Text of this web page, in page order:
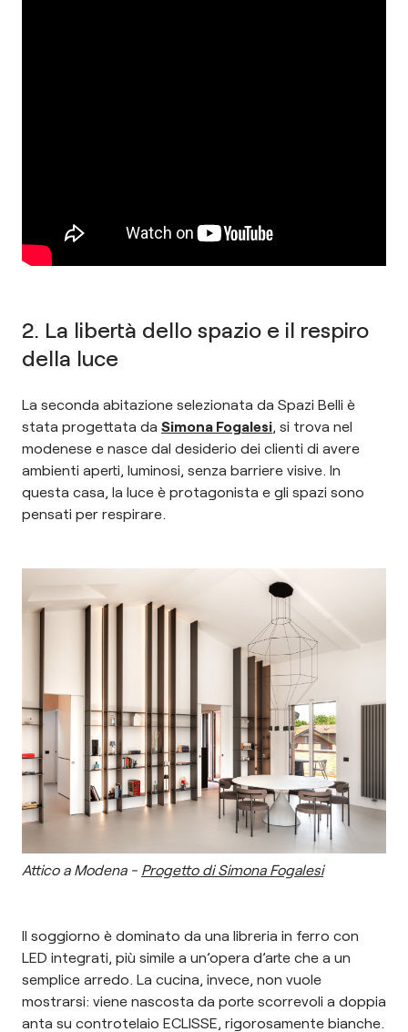
2. La libertà dello spazio e il respiro
della luce
La seconda abitazione selezionata da Spazi Belli è
stata progettata da Simona Fogalesi, si trova nel
modenese e nasce dal desiderio dei clienti di avere
ambienti aperti, luminosi, senza barriere visive. In
questa casa, la luce è protagonista e gli spazi sono
pensati per respirare.
Attico a Modena - Progetto di Simona Fogalesi
Il soggiorno è dominato da una libreria in ferro con
LED integrati, più simile a un’opera d’arte che a un
semplice arredo. La cucina, invece, non vuole
mostrarsi: viene nascosta da porte scorrevoli a doppia
anta su controtelaio ECLISSE, rigorosamente bianche.